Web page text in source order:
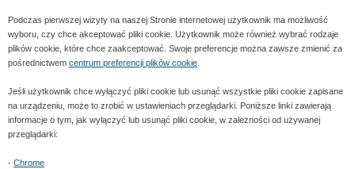
Podczas pierwszej wizyty na naszej Stronie internetowej użytkownik ma możliwość
wyboru, czy chce akceptować pliki cookie. Użytkownik może również wybrać rodzaje
plików cookie, które chce zaakceptować. Swoje preferencje można zawsze zmienić za
pośrednictwem centrum preferencji plików cookie
Jeśli użytkownik chce wyłączyć pliki cookie lub usunąć wszystkie pliki cookie zapisane
na urządzeniu, może to zrobić w ustawieniach przeglądarki. Poniższe linki zawierają
informacje o tym, jak wyłączyć lub usunąć pliki cookie, w zależności od używanej
przeglądarki:
- Chrome